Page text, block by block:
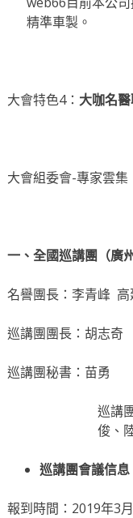
精準車製。
大會特色4： 大咖名
大會組委會-專家雲集
一、全國巡講團（廣
名譽團長：李青峰
巡講團團長：胡志奇
巡講團秘書：苗勇
巡講
俊、
巡講團會議信息
報到時間：2019年3